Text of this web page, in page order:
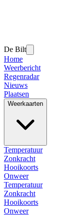
De Bilt
Home
Weerbericht
Regenradar
Nieuws
Plaatsen
Weerkaarten
Temperatuur
Zonkracht
Hooikoorts
Onweer
Temperatuur
Zonkracht
Hooikoorts
Onweer